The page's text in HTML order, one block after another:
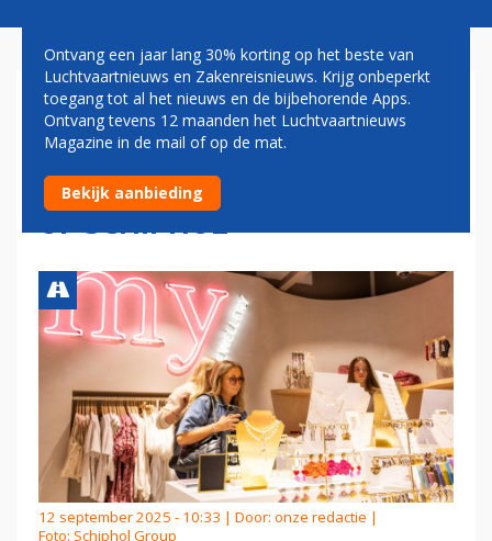
SIERADEN- EN
LIFESTYLEMERK MY
JEWELLERY OPENT WINKEL
OP SCHIPHOL
12 september 2025 - 10:33 | Door: onze redactie |
Foto: Schiphol Group
Ontvang een jaar lang 30% korting op het beste van
Luchtvaartnieuws en Zakenreisnieuws. Krijg onbeperkt
toegang tot al het nieuws en de bijbehorende Apps.
Ontvang tevens 12 maanden het Luchtvaartnieuws
Magazine in de mail of op de mat.
Bekijk aanbieding